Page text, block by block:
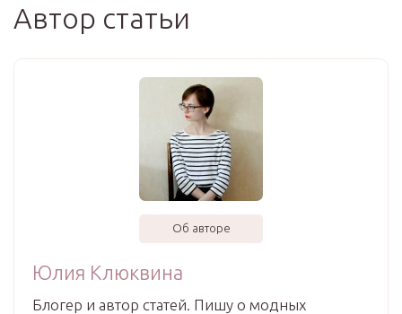
Автор статьи
Об авторе
Юлия Клюквина
Блогер и автор статей. Пишу о модных